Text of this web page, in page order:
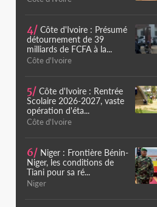
4/ Côte d'Ivoire : Présumé
détournement de 39
milliards de FCFA à la...
Côte d'Ivoire
5/ Côte d'Ivoire : Rentrée
Scolaire 2026-2027, vaste
opération d'éta...
Côte d'Ivoire
6/ Niger : Frontière Bénin-
Niger, les conditions de
Tiani pour sa ré...
Niger